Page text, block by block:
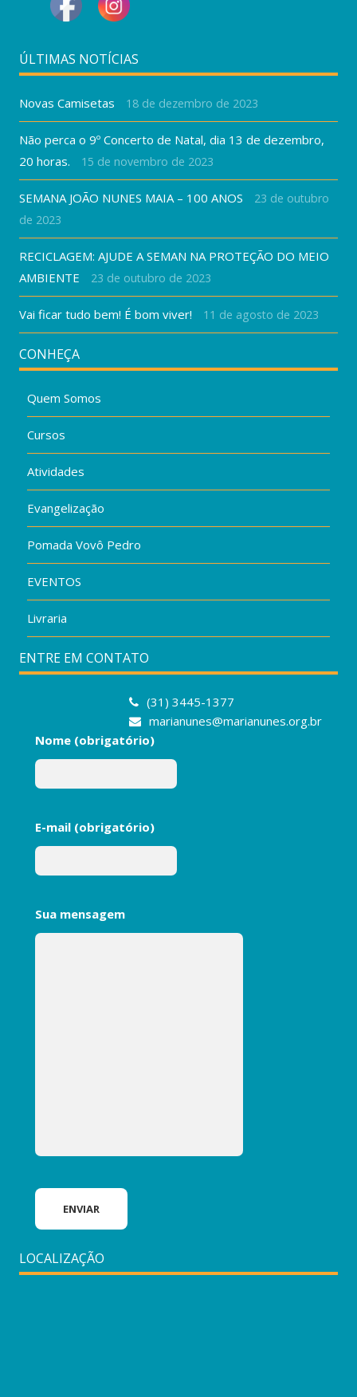
ÚLTIMAS NOTÍCIAS
Novas Camisetas 18 de dezembro de 2023
Não perca o 9º Concerto de Natal, dia 13 de dezembro,
20 horas.
15 de novembro de 2023
SEMANA JOÃO NUNES MAIA – 100 ANOS
23 de outubro
de 2023
RECICLAGEM: AJUDE A SEMAN NA PROTEÇÃO DO MEIO
AMBIENTE
23 de outubro de 2023
Vai ficar tudo bem! É bom viver! 11 de agosto de 2023
CONHEÇA
Quem Somos
Cursos
Atividades
Evangelização
Pomada Vovô Pedro
EVENTOS
Livraria
ENTRE EM CONTATO
(31) 3445-1377
marianunes@marianunes.org.br
Nome (obrigatório)
E-mail (obrigatório)
Sua mensagem
LOCALIZAÇÃO